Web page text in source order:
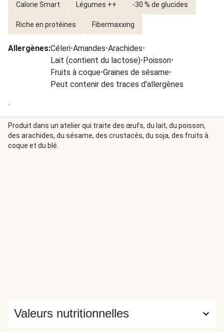
Calorie Smart Légumes ++ -30 % de glucides
Riche en protéines Fibermaxxing
Allergènes:Céleri•Amandes•Arachides•
Lait (contient du lactose)•Poisson•
Fruits à coque•Graines de sésame•
Peut contenir des traces d'allergènes
.
Produit dans un atelier qui traite des œufs, du lait, du poisson,
des arachides, du sésame, des crustacés, du soja, des fruits à
coque et du blé.
Valeurs nutritionnelles